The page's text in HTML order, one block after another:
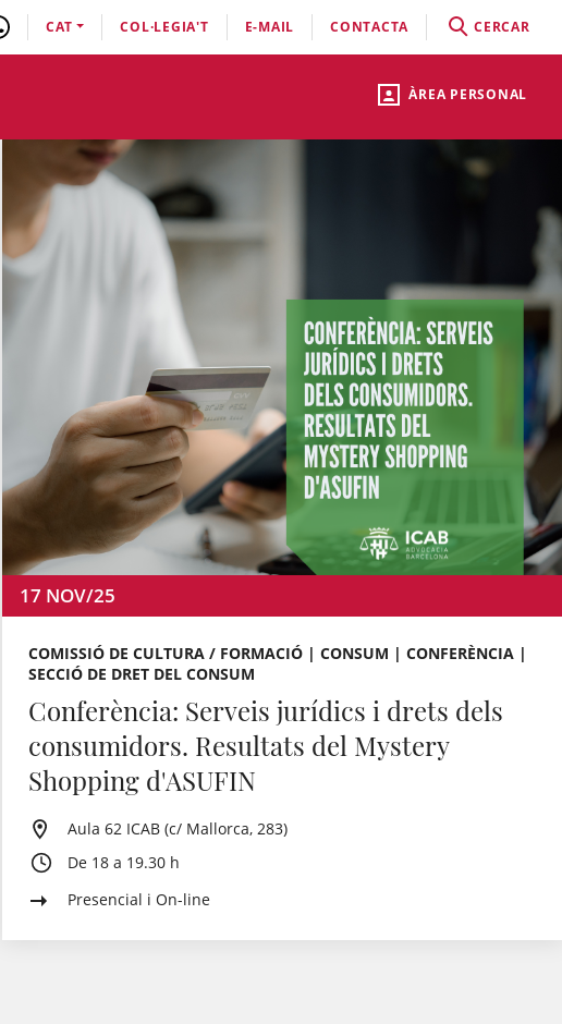
ÀREA PERSONAL
CAT COL·LEGIA'T E-MAIL CONTACTA CERCAR
17 NOV/25
COMISSIÓ DE CULTURA / FORMACIÓ | CONSUM | CONFERÈNCIA |
SECCIÓ DE DRET DEL CONSUM
Conferència: Serveis jurídics i drets dels
consumidors. Resultats del Mystery
Shopping d'ASUFIN
Aula 62 ICAB (c/ Mallorca, 283)
De 18 a 19.30 h
Presencial i On-line